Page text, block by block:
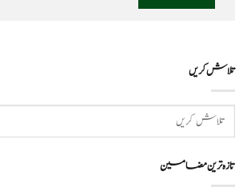
تلاش کریں
تازہ ترین مضامین